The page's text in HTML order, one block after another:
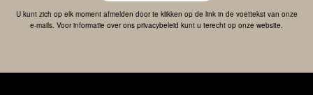
U kunt zich op elk moment afmelden door te klikken op de link in de voettekst van onze
e-mails. Voor informatie over ons privacybeleid kunt u terecht op onze website.